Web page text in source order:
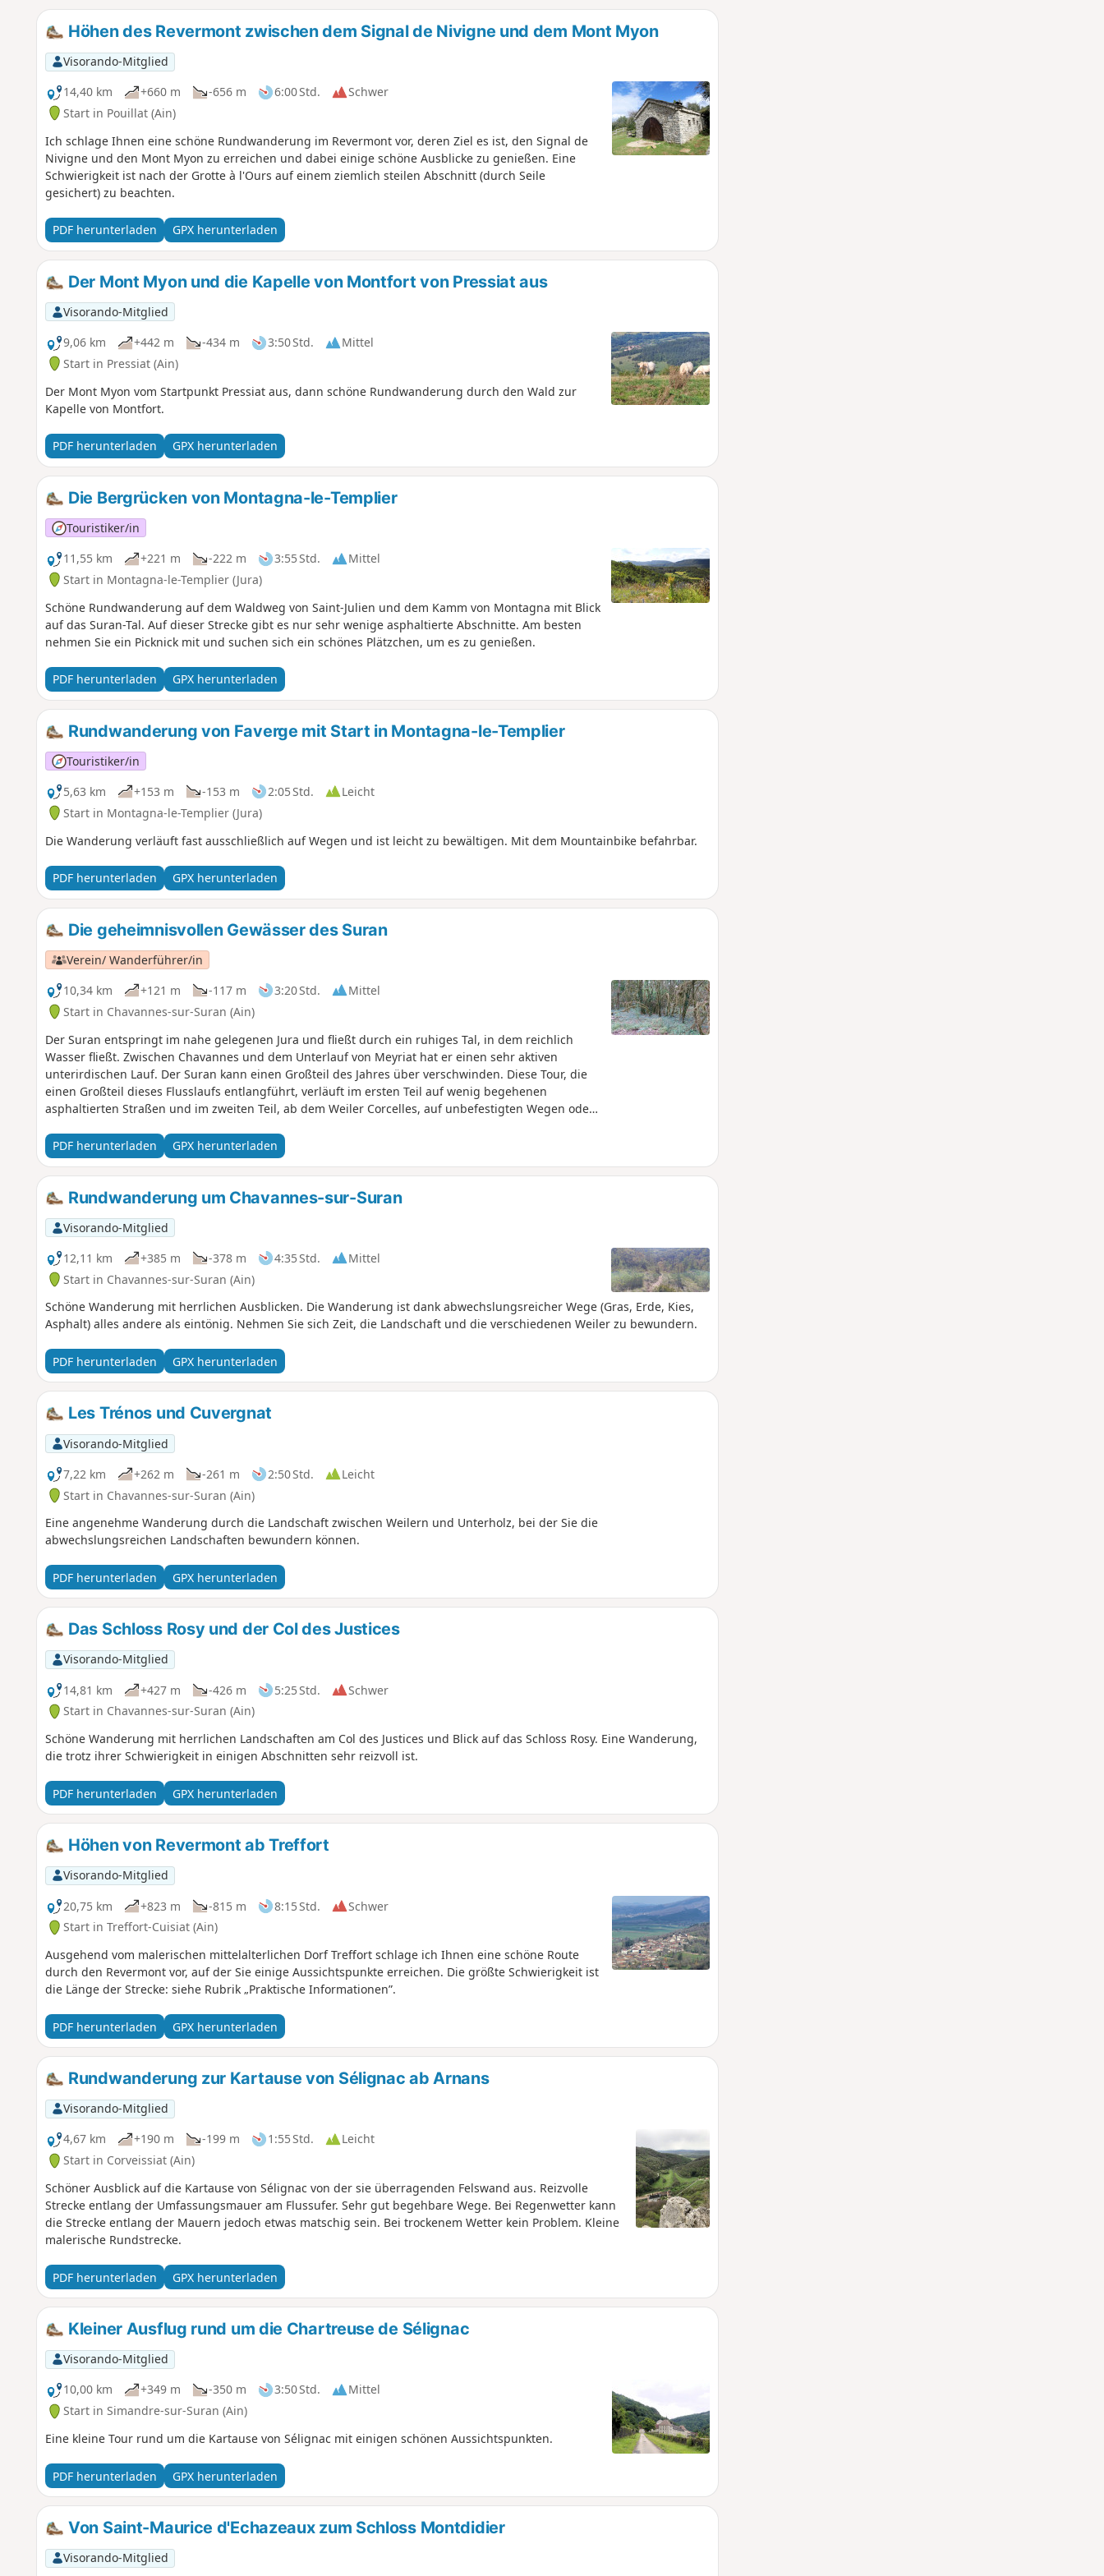
Höhen des Revermont zwischen dem Signal de Nivigne und dem Mont Myon
Visorando-Mitglied
14,40 km
+660 m -656 m 6:00 Std.
Schwer
Start in Pouillat (Ain)
Ich schlage Ihnen eine schöne Rundwanderung im Revermont vor, deren Ziel es ist, den Signal de
Nivigne und den Mont Myon zu erreichen und dabei einige schöne Ausblicke zu genießen. Eine
Schwierigkeit ist nach der Grotte à l'Ours auf einem ziemlich steilen Abschnitt (durch Seile
gesichert) zu beachten.
PDF herunterladen GPX herunterladen
Der Mont Myon und die Kapelle von Montfort von Pressiat aus
Visorando-Mitglied
9,06 km
+442 m -434 m 3:50 Std.
Mittel
Start in Pressiat (Ain)
Der Mont Myon vom Startpunkt Pressiat aus, dann schöne Rundwanderung durch den Wald zur
Kapelle von Montfort.
PDF herunterladen GPX herunterladen
Die Bergrücken von Montagna-le-Templier
Touristiker/in
11,55 km
+221 m -222 m 3:55 Std.
Mittel
Start in Montagna-le-Templier (Jura)
Schöne Rundwanderung auf dem Waldweg von Saint-Julien und dem Kamm von Montagna mit Blick
auf das Suran-Tal. Auf dieser Strecke gibt es nur sehr wenige asphaltierte Abschnitte. Am besten
nehmen Sie ein Picknick mit und suchen sich ein schönes Plätzchen, um es zu genießen.
PDF herunterladen GPX herunterladen
Rundwanderung von Faverge mit Start in Montagna-le-Templier
Touristiker/in
5,63 km
+153 m -153 m 2:05 Std.
Leicht
Start in Montagna-le-Templier (Jura)
Die Wanderung verläuft fast ausschließlich auf Wegen und ist leicht zu bewältigen. Mit dem Mountainbike befahrbar.
PDF herunterladen GPX herunterladen
Die geheimnisvollen Gewässer des Suran
Verein/ Wanderführer/in
10,34 km
+121 m -117 m 3:20 Std.
Mittel
Start in Chavannes-sur-Suran (Ain)
Der Suran entspringt im nahe gelegenen Jura und fließt durch ein ruhiges Tal, in dem reichlich
Wasser fließt. Zwischen Chavannes und dem Unterlauf von Meyriat hat er einen sehr aktiven
unterirdischen Lauf. Der Suran kann einen Großteil des Jahres über verschwinden. Diese Tour, die
einen Großteil dieses Flusslaufs entlangführt, verläuft im ersten Teil auf wenig begehenen
asphaltierten Straßen und im zweiten Teil, ab dem Weiler Corcelles, auf unbefestigten Wegen oder
PDF herunterladen
GPX herunterladen
Rundwanderung um Chavannes-sur-Suran
Visorando-Mitglied
12,11 km
+385 m -378 m 4:35 Std.
Mittel
Start in Chavannes-sur-Suran (Ain)
Schöne Wanderung mit herrlichen Ausblicken. Die Wanderung ist dank abwechslungsreicher Wege (Gras, Erde, Kies,
Asphalt) alles andere als eintönig. Nehmen Sie sich Zeit, die Landschaft und die verschiedenen Weiler zu bewundern.
PDF herunterladen GPX herunterladen
Les Trénos und Cuvergnat
Visorando-Mitglied
7,22 km
+262 m -261 m 2:50 Std.
Leicht
Start in Chavannes-sur-Suran (Ain)
Eine angenehme Wanderung durch die Landschaft zwischen Weilern und Unterholz, bei der Sie die
abwechslungsreichen Landschaften bewundern können.
PDF herunterladen GPX herunterladen
Das Schloss Rosy und der Col des Justices
Visorando-Mitglied
14,81 km
+427 m -426 m 5:25 Std.
Schwer
Start in Chavannes-sur-Suran (Ain)
Schöne Wanderung mit herrlichen Landschaften am Col des Justices und Blick auf das Schloss Rosy. Eine Wanderung,
die trotz ihrer Schwierigkeit in einigen Abschnitten sehr reizvoll ist.
PDF herunterladen GPX herunterladen
Höhen von Revermont ab Treffort
Visorando-Mitglied
20,75 km
+823 m -815 m 8:15 Std.
Schwer
Start in Treffort-Cuisiat (Ain)
Ausgehend vom malerischen mittelalterlichen Dorf Treffort schlage ich Ihnen eine schöne Route
durch den Revermont vor, auf der Sie einige Aussichtspunkte erreichen. Die größte Schwierigkeit ist
die Länge der Strecke: siehe Rubrik „Praktische Informationen”.
PDF herunterladen GPX herunterladen
Rundwanderung zur Kartause von Sélignac ab Arnans
Visorando-Mitglied
4,67 km
+190 m -199 m 1:55 Std.
Leicht
Start in Corveissiat (Ain)
Schöner Ausblick auf die Kartause von Sélignac von der sie überragenden Felswand aus. Reizvolle
Strecke entlang der Umfassungsmauer am Flussufer. Sehr gut begehbare Wege. Bei Regenwetter kann
die Strecke entlang der Mauern jedoch etwas matschig sein. Bei trockenem Wetter kein Problem. Kleine
malerische Rundstrecke.
PDF herunterladen GPX herunterladen
Kleiner Ausflug rund um die Chartreuse de Sélignac
Visorando-Mitglied
10,00 km
+349 m -350 m 3:50 Std.
Mittel
Start in Simandre-sur-Suran (Ain)
Eine kleine Tour rund um die Kartause von Sélignac mit einigen schönen Aussichtspunkten.
PDF herunterladen GPX herunterladen
Von Saint-Maurice d'Echazeaux zum Schloss Montdidier
Visorando-Mitglied